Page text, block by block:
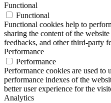
Functional
Functional
Functional cookies help to
sharing the content of the
feedbacks, and other third-party
Performance
Performance
Performance cookies are used to
performance indexes of the
better user experience for the
Analytics